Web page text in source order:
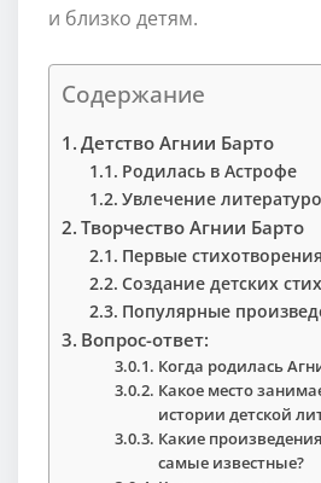
и близко детям.
Содержание
Детство Агнии Барто
Родилась в Астрофе
Увлечение
Творчество Агнии Барто
Первые стихотворения
Создание детских
Популярные
Вопрос-ответ:
Когда родилась
Какое место
истории детской
Какие
самые известные?